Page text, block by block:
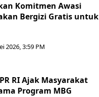
Komitmen Awasi
Bergizi Gratis untuk
2026, 3:59 PM
RI Ajak Masyarakat
Program MBG